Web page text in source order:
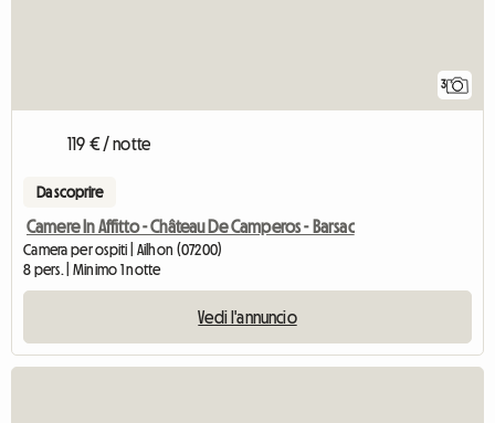
3
119 € / notte
Da scoprire
Camere In Affitto - Château De Camperos - Barsac
Camera per ospiti | Ailhon (07200)
8 pers. | Minimo 1 notte
Vedi l'annuncio